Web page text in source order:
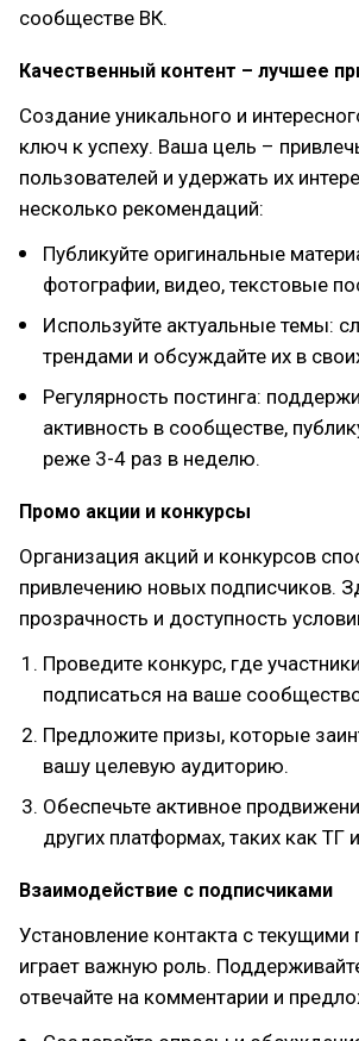
сообществе ВК.
Качественный контент – лучшее
Создание уникального и
ключ к успеху. Ваша цель –
пользователей и удержать их
несколько рекомендаций:
Публикуйте оригинальные
фотографии, видео, текстовые
Используйте актуальные темы:
трендами и обсуждайте их в
Регулярность постинга:
активность в сообществе,
реже 3-4 раз в неделю.
Промо акции и конкурсы
Организация акций и конкурсов
привлечению новых подписчиков.
прозрачность и доступность
Проведите конкурс, где
подписаться на ваше
Предложите призы, которые
вашу целевую аудиторию.
Обеспечьте активное
других платформах, таких как ТГ
Взаимодействие с подписчиками
Установление контакта с текущими
играет важную роль.
отвечайте на комментарии и